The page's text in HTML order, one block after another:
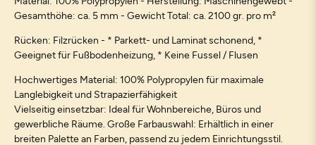
Gesamthöhe: ca. 5 mm - Gewicht Total: ca. 2100 gr. pro m²
Rücken: Filzrücken - * Parkett- und Laminat schonend, *
Geeignet für Fußbodenheizung, * Keine Fussel / Flusen
Hochwertiges Material: 100% Polypropylen für maximale
Langlebigkeit und Strapazierfähigkeit
Vielseitig einsetzbar: Ideal für Wohnbereiche, Büros und
gewerbliche Räume. Große Farbauswahl: Erhältlich in einer
breiten Palette an Farben, passend zu jedem Einrichtungsstil.